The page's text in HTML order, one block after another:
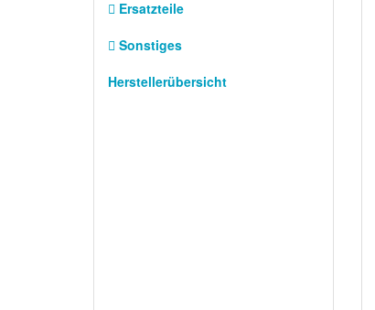
Ersatzteile
Sonstiges
Herstellerübersicht